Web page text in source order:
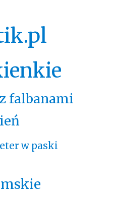
falbanami
w paski